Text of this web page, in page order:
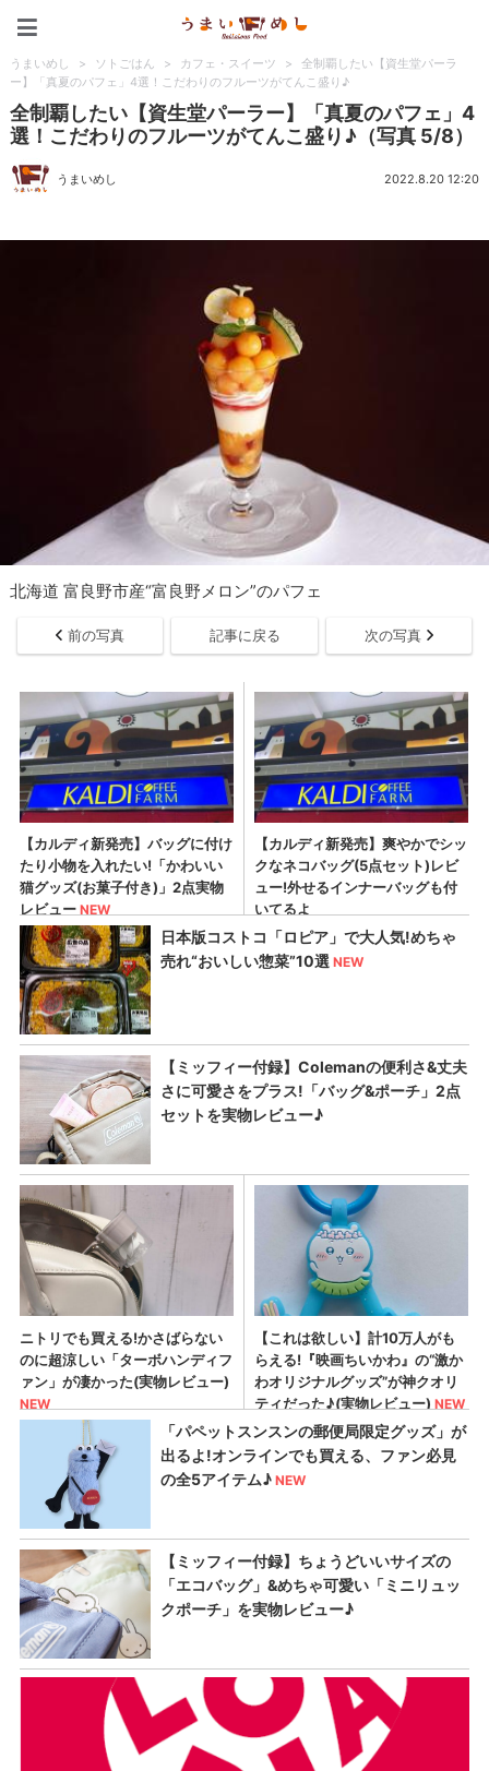
うまいめし > ソトごはん > カフェ・スイーツ >
全制覇したい【資生堂パーラ
ー】「真夏のパフェ」4選！こだわりのフルーツがてんこ盛り♪
全制覇したい【資生堂パーラー】「真夏のパフェ」4
選！こだわりのフルーツがてんこ盛り♪（写真 5/8）
うまいめし 2022.8.20 12:20
北海道 富良野市産“富良野メロン”のパフェ
前の写真 記事に戻る 次の写真